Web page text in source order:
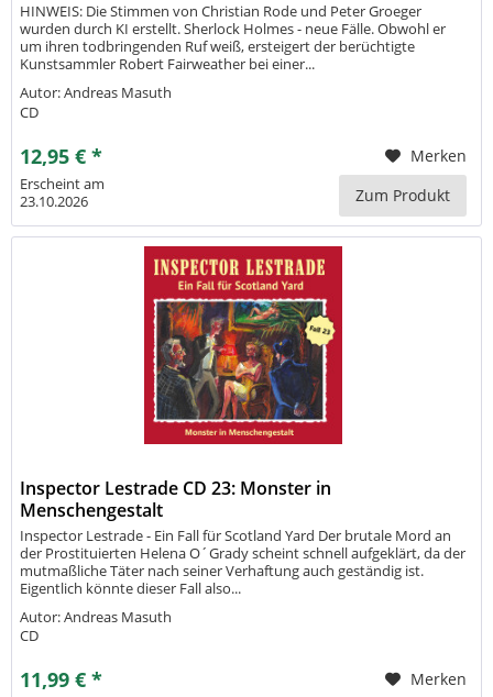
HINWEIS: Die Stimmen von Christian Rode und Peter Groeger
wurden durch KI erstellt. Sherlock Holmes - neue Fälle. Obwohl er
um ihren todbringenden Ruf weiß, ersteigert der berüchtigte
Kunstsammler Robert Fairweather bei einer...
Autor: Andreas Masuth
CD
12,95 € * Merken
Erscheint am
23.10.2026
Zum Produkt
Inspector Lestrade CD 23: Monster in
Menschengestalt
Inspector Lestrade - Ein Fall für Scotland Yard Der brutale Mord an
der Prostituierten Helena O´Grady scheint schnell aufgeklärt, da der
mutmaßliche Täter nach seiner Verhaftung auch geständig ist.
Eigentlich könnte dieser Fall also...
Autor: Andreas Masuth
CD
11,99 € *
Merken